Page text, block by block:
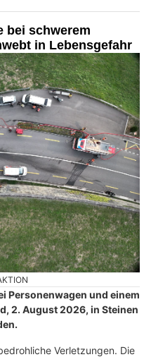
bei schwerem
in Lebensgefahr
Personenwagen und einem
2. August 2026, in Steinen
Verletzungen. Die